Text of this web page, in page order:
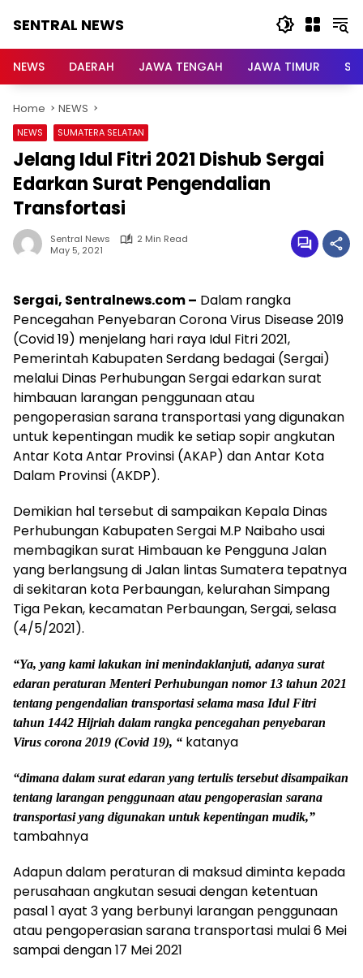
SENTRAL NEWS
NEWS
NEWS DAERAH JAWA TENGAH JAWA TIMUR
Home NEWS
NEWS SUMATERA SELATAN
Jelang Idul Fitri 2021 Dishub Sergai
Edarkan Surat Pengendalian
Transfortasi
Sentral News
2 Min Read
May 5, 2021
Sergai, Sentralnews.com – Dalam rangka
Pencegahan Penyebaran Corona Virus Disease 2019
(Covid 19) menjelang hari raya Idul Fitri 2021,
Pemerintah Kabupaten Serdang bedagai (Sergai)
melalui Dinas Perhubungan Sergai edarkan surat
himbauan larangan penggunaan atau
pengoperasian sarana transportasi yang digunakan
untuk kepentingan mudik ke setiap sopir angkutan
Antar Kota Antar Provinsi (AKAP) dan Antar Kota
Dalam Provinsi (AKDP).
Demikian hal tersebut di sampaikan Kepala Dinas
Perhubungan Kabupaten Sergai M.P Naibaho usai
membagikan surat Himbauan ke Pengguna Jalan
yang berlangsung di Jalan lintas Sumatera tepatnya
di sekitaran kota Perbaungan, kelurahan Simpang
Tiga Pekan, kecamatan Perbaungan, Sergai, selasa
(4/5/2021).
“Ya, yang kami lakukan ini menindaklanjuti, adanya surat
edaran peraturan Menteri Perhubungan nomor 13 tahun 2021
tentang pengendalian transportasi selama masa Idul Fitri
tahun 1442 Hijriah dalam rangka pencegahan penyebaran
Virus corona 2019 (Covid 19), “ katanya
“dimana dalam surat edaran yang tertulis tersebut disampaikan
tentang larangan penggunaan atau pengoperasian sarana
transportasi yang digunakan untuk kepentingan mudik,”
tambahnya
Adapun dalam peraturan di maksud diminta kepada
perusahaan angkutan sesuai dengan ketentuan
pasal 1 ayat 3 yang berbunyi larangan penggunaan
atau pengoperasian sarana transportasi mulai 6 Mei
sampai dengan 17 Mei 2021